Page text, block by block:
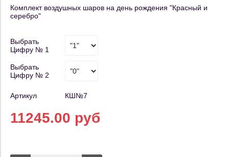
Комплект воздушных шаров на день рождения "Красный и
серебро"
Выбрать
Цифру № 1
Выбрать
Цифру № 2
Артикул КШ№7
11245.00 руб